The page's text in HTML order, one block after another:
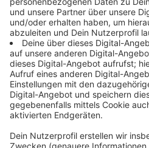
neuen Rathaus-Pläne
einige sogenannte
müsse unter anderem
Karstadt-Gebäude als Teil
an die städtische
an die Stadt verkauft werde.
Sanierung des
die Nutzung einer Immobilie
Stadt.